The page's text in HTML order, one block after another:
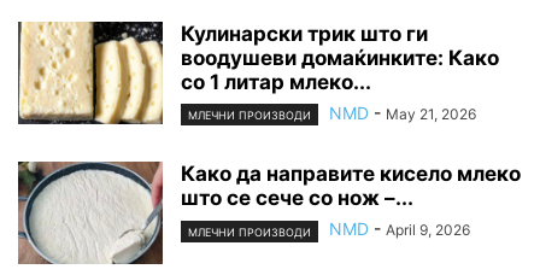
Кулинарски трик што ги
воодушеви домаќинките: Како
со 1 литар млеко...
МЛЕЧНИ ПРОИЗВОДИ NMD - May 21, 2026
Како да направите кисело млеко
што се сече со нож –...
МЛЕЧНИ ПРОИЗВОДИ NMD - April 9, 2026